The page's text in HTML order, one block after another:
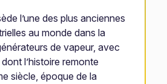
l’une des plus anciennes
au monde dans la
de vapeur, avec
l’histoire remonte
siècle, époque de la